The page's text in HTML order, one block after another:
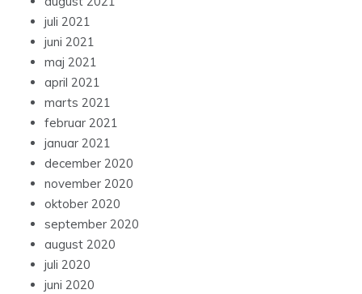
juli 2021
juni 2021
maj 2021
april 2021
marts 2021
februar 2021
januar 2021
december 2020
november 2020
oktober 2020
september 2020
august 2020
juli 2020
juni 2020